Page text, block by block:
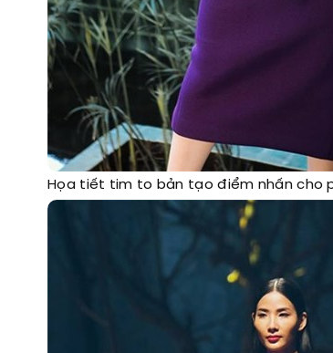
Họa tiết tim to bản tạo điểm nhấn cho